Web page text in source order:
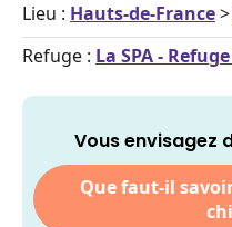
Lieu : Hauts-de-France>
Refuge : La SPA -
Vous envisagez
Que faut-il